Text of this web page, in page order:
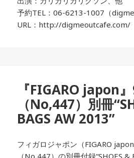
予約TEL：06-6213-1007（
URL：http://digmeoutcafe.com/
『FIGARO japon
（No,447）別冊
BAGS AW 2013”
フィガロジャポン（FIGARO